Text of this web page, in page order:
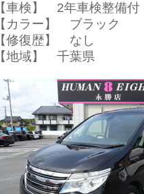
【車検】 2年車検整備付
【カラー】 ブラック
【修復歴】 なし
【地域】 千葉県